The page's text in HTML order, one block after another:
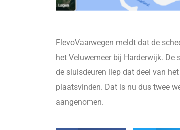
FlevoVaarwegen meldt dat de
het Veluwemeer bij Harderwijk.
de sluisdeuren liep dat deel van
plaatsvinden. Dat is nu dus twee
aangenomen.